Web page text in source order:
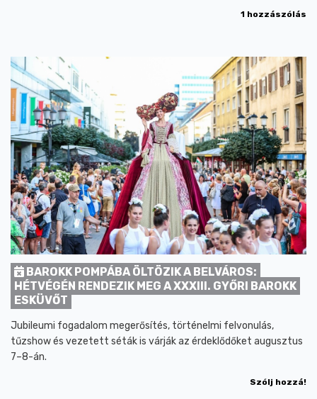
1 hozzászólás
BAROKK POMPÁBA ÖLTÖZIK A BELVÁROS:
HÉTVÉGÉN RENDEZIK MEG A XXXIII. GYŐRI BAROKK
ESKÜVŐT
Jubileumi fogadalom megerősítés, történelmi felvonulás,
tűzshow és vezetett séták is várják az érdeklődőket augusztus
7–8-án.
Szólj hozzá!